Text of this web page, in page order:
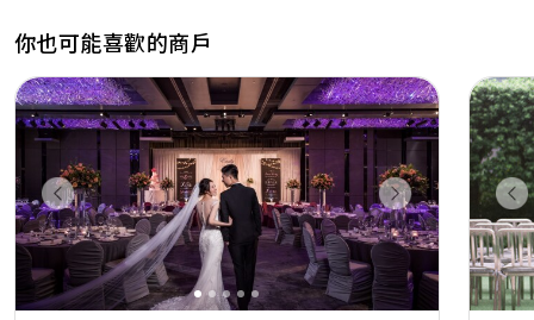
你也可能喜歡的商戶
Previous Next